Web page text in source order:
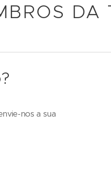
DA
nos a sua